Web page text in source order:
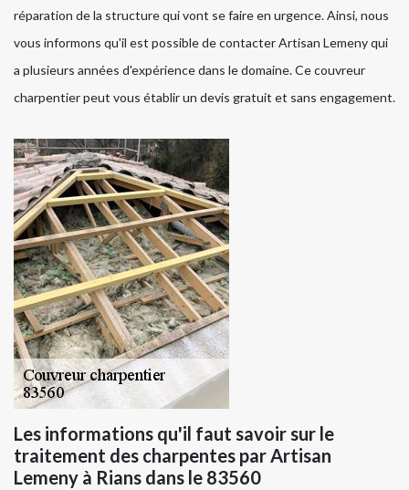
réparation de la structure qui vont se faire en urgence. Ainsi, nous
vous informons qu'il est possible de contacter Artisan Lemeny qui
a plusieurs années d'expérience dans le domaine. Ce couvreur
charpentier peut vous établir un devis gratuit et sans engagement.
Les informations qu'il faut savoir sur le
traitement des charpentes par Artisan
Lemeny à Rians dans le 83560